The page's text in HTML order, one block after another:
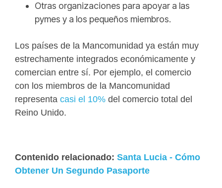
Otras organizaciones para apoyar a las
pymes y a los pequeños miembros.
Los países de la Mancomunidad ya están muy
estrechamente integrados económicamente y
comercian entre sí. Por ejemplo, el comercio
con los miembros de la Mancomunidad
representa casi el 10% del comercio total del
Reino Unido.
Contenido relacionado: Santa Lucia - Cómo
Obtener Un Segundo Pasaporte